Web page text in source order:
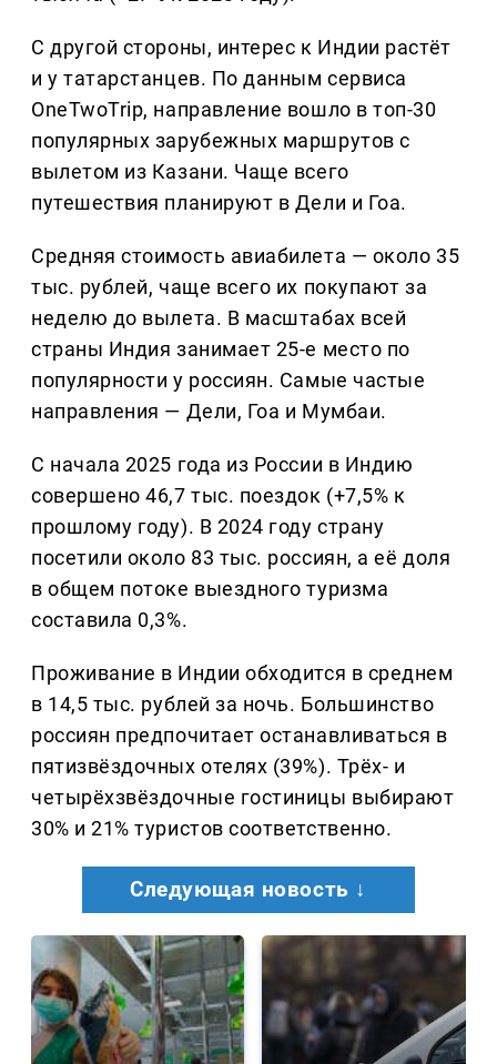
С другой стороны, интерес к Индии растёт
и у татарстанцев. По данным сервиса
OneTwoTrip, направление вошло в топ-30
популярных зарубежных маршрутов с
вылетом из Казани. Чаще всего
путешествия планируют в Дели и Гоа.
Средняя стоимость авиабилета — около 35
тыс. рублей, чаще всего их покупают за
неделю до вылета. В масштабах всей
страны Индия занимает 25-е место по
популярности у россиян. Самые частые
направления — Дели, Гоа и Мумбаи.
С начала 2025 года из России в Индию
совершено 46,7 тыс. поездок (+7,5% к
прошлому году). В 2024 году страну
посетили около 83 тыс. россиян, а её доля
в общем потоке выездного туризма
составила 0,3%.
Проживание в Индии обходится в среднем
в 14,5 тыс. рублей за ночь. Большинство
россиян предпочитает останавливаться в
пятизвёздочных отелях (39%). Трёх- и
четырёхзвёздочные гостиницы выбирают
30% и 21% туристов соответственно.
Следующая новость ↓